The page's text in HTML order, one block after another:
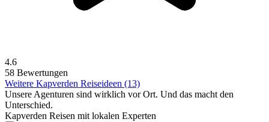
4.6
58 Bewertungen
Weitere Kapverden Reiseideen (13)
Unsere Agenturen sind wirklich vor Ort. Und das macht den
Unterschied.
Kapverden Reisen mit lokalen Experten